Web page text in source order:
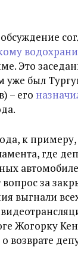
Это
уже был
– его
к примеру,
где
вопрос за
выгнали
Жогорку
возврате